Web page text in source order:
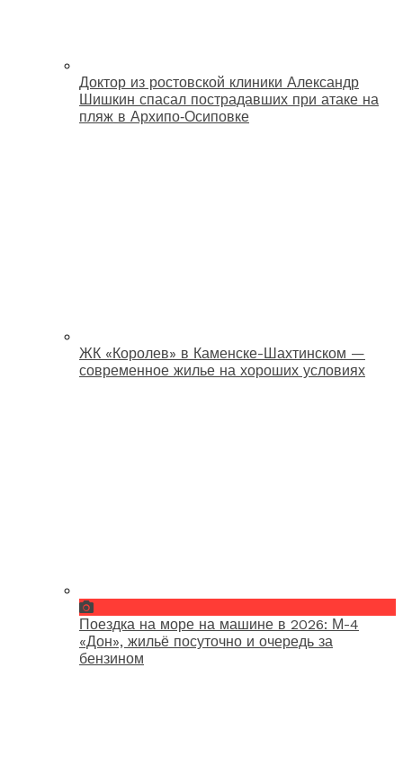
Доктор из ростовской клиники Александр
Шишкин спасал пострадавших при атаке на
пляж в Архипо‑Осиповке
ЖК «Королев» в Каменске-Шахтинском —
современное жилье на хороших условиях
Поездка на море на машине в 2026: М-4
«Дон», жильё посуточно и очередь за
бензином